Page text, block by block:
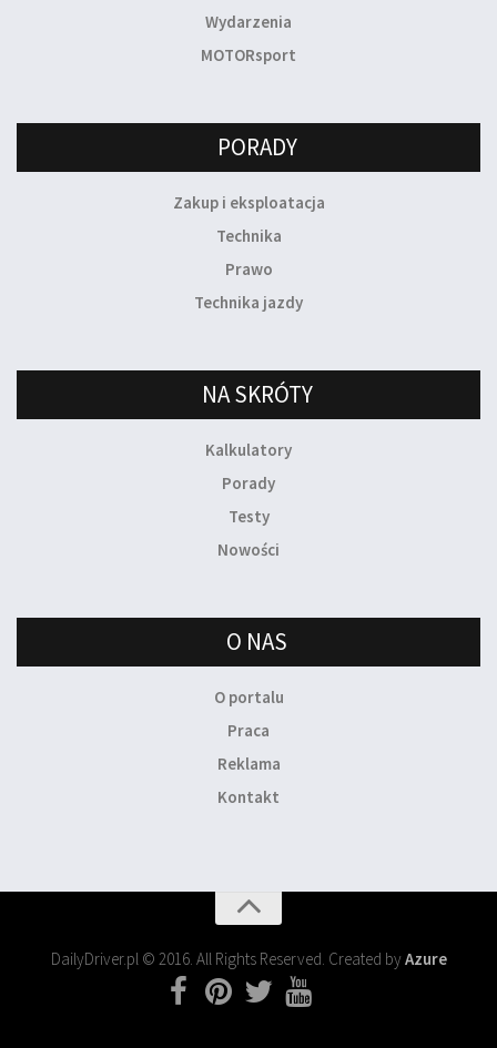
Wydarzenia
MOTORsport
PORADY
Zakup i eksploatacja
Technika
Prawo
Technika jazdy
NA SKRÓTY
Kalkulatory
Porady
Testy
Nowości
O NAS
O portalu
Praca
Reklama
Kontakt
DailyDriver.pl © 2016. All Rights Reserved. Created byAzure